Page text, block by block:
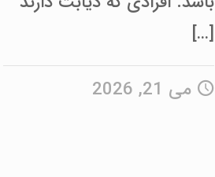
[…]
می 21, 2026